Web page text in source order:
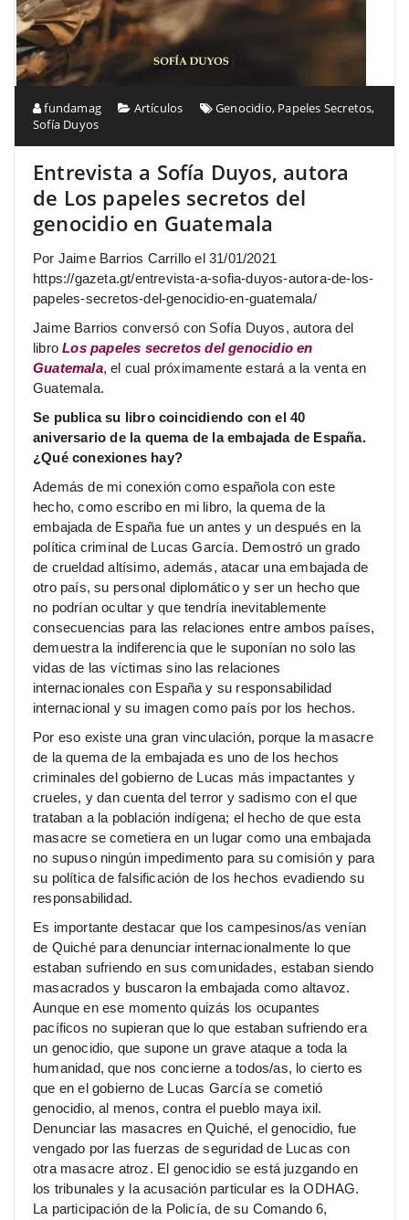
fundamag Artículos Genocidio, Papeles Secretos,
Sofía Duyos
Entrevista a Sofía Duyos, autora
de Los papeles secretos del
genocidio en Guatemala
Por Jaime Barrios Carrillo el 31/01/2021
https://gazeta.gt/entrevista-a-sofia-duyos-autora-de-los-
papeles-secretos-del-genocidio-en-guatemala/
Jaime Barrios conversó con Sofía Duyos, autora del
libroLos papeles secretos del genocidio en
Guatemala, el cual próximamente estará a la venta en
Guatemala.
Se publica su libro coincidiendo con el 40
aniversario de la quema de la embajada de España.
¿Qué conexiones hay?
Además de mi conexión como española con este
hecho, como escribo en mi libro, la quema de la
embajada de España fue un antes y un después en la
política criminal de Lucas García. Demostró un grado
de crueldad altísimo, además, atacar una embajada de
otro país, su personal diplomático y ser un hecho que
no podrían ocultar y que tendría inevitablemente
consecuencias para las relaciones entre ambos países,
demuestra la indiferencia que le suponían no solo las
vidas de las víctimas sino las relaciones
internacionales con España y su responsabilidad
internacional y su imagen como país por los hechos.
Por eso existe una gran vinculación, porque la masacre
de la quema de la embajada es uno de los hechos
criminales del gobierno de Lucas más impactantes y
crueles, y dan cuenta del terror y sadismo con el que
trataban a la población indígena; el hecho de que esta
masacre se cometiera en un lugar como una embajada
no supuso ningún impedimento para su comisión y para
su política de falsificación de los hechos evadiendo su
responsabilidad.
Es importante destacar que los campesinos/as venían
de Quiché para denunciar internacionalmente lo que
estaban sufriendo en sus comunidades, estaban siendo
masacrados y buscaron la embajada como altavoz.
Aunque en ese momento quizás los ocupantes
pacíficos no supieran que lo que estaban sufriendo era
un genocidio, que supone un grave ataque a toda la
humanidad, que nos concierne a todos/as, lo cierto es
que en el gobierno de Lucas García se cometió
genocidio, al menos, contra el pueblo maya ixil.
Denunciar las masacres en Quiché, el genocidio, fue
vengado por las fuerzas de seguridad de Lucas con
otra masacre atroz. El genocidio se está juzgando en
los tribunales y la acusación particular es la ODHAG.
La participación de la Policía, de su Comando 6,